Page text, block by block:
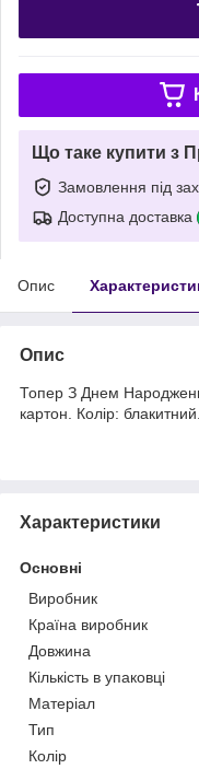
Що таке купити з
Замовлення під
Доступна доставка
Опис
Опис
Топер З Днем
картон. Колір: блакитний.
Характеристики
Основні
Виробник
Країна виробник
Довжина
Кількість в упаковці
Матеріал
Тип
Колір